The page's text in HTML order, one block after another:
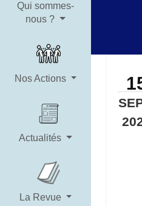
Qui sommes-
nous ?
Nos Actions
Actualités
La Revue